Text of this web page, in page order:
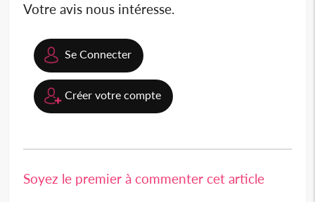
Votre avis nous intéresse.
Se Connecter
Créer votre compte
Soyez le premier à commenter cet article